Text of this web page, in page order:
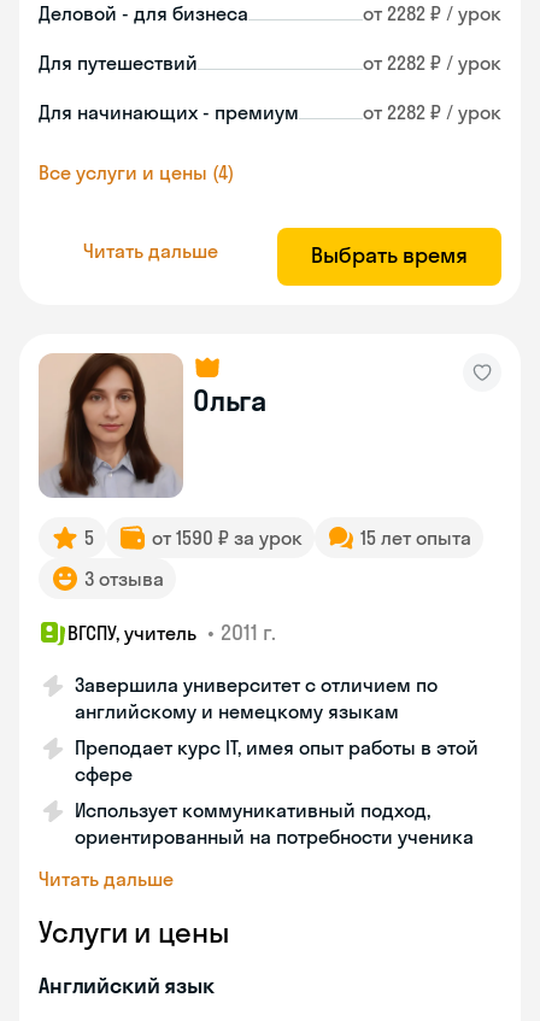
Деловой - для бизнеса от 2282 ₽ / урок
Для путешествий от 2282 ₽ / урок
Для начинающих - премиум от 2282 ₽ / урок
Все услуги и цены (4)
Читать дальше Выбрать время
Ольга
5 от 1590 ₽ за урок
15 лет опыта
3 отзыва
ВГСПУ, учитель • 2011 г.
Завершила университет с отличием по
английскому и немецкому языкам
Преподает курс IT, имея опыт работы в этой
сфере
Использует коммуникативный подход,
ориентированный на потребности ученика
Читать дальше
Услуги и цены
Английский язык